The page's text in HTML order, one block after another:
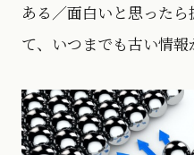
ある／面白いと思った
て、いつまでも古い情報